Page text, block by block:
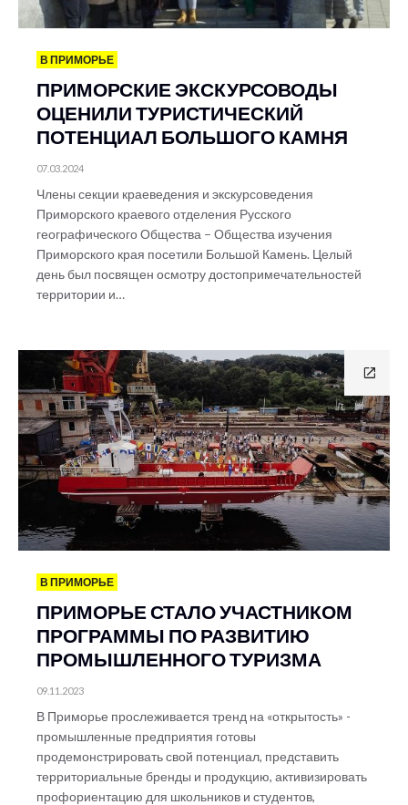
В ПРИМОРЬЕ
ПРИМОРСКИЕ ЭКСКУРСОВОДЫ
ОЦЕНИЛИ ТУРИСТИЧЕСКИЙ
ПОТЕНЦИАЛ БОЛЬШОГО КАМНЯ
07.03.2024
Члены секции краеведения и экскурсоведения
Приморского краевого отделения Русского
географического Общества – Общества изучения
Приморского края посетили Большой Камень. Целый
день был посвящен осмотру достопримечательностей
территории и…
В ПРИМОРЬЕ
ПРИМОРЬЕ СТАЛО УЧАСТНИКОМ
ПРОГРАММЫ ПО РАЗВИТИЮ
ПРОМЫШЛЕННОГО ТУРИЗМА
09.11.2023
В Приморье прослеживается тренд на «открытость» -
промышленные предприятия готовы
продемонстрировать свой потенциал, представить
территориальные бренды и продукцию, активизировать
профориентацию для школьников и студентов,